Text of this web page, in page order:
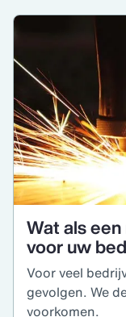
Wat als
voor uw
Voor veel
gevolgen. We
voorkomen.